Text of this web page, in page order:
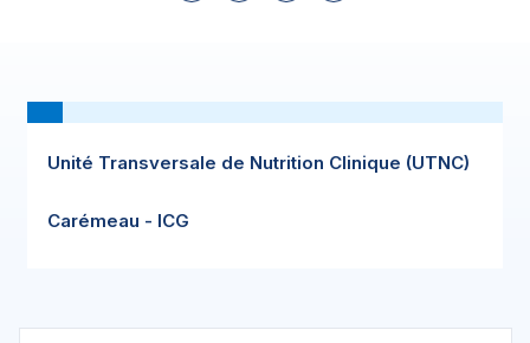
Unité Transversale de Nutrition Clinique (UTNC)
Carémeau - ICG